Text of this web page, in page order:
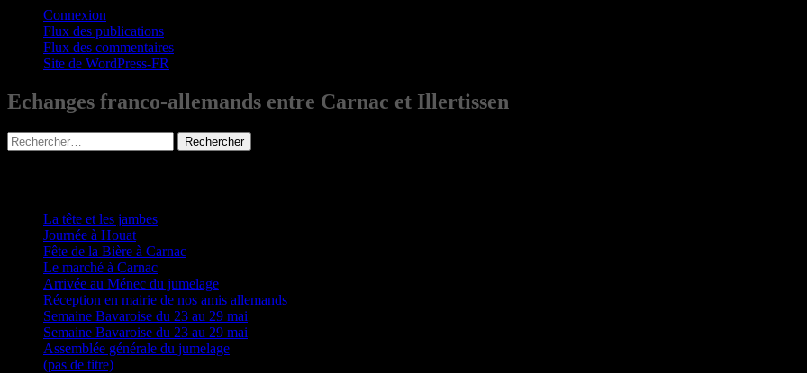
Connexion
Flux des publications
Flux des commentaires
Site de WordPress-FR
Echanges franco-allemands entre Carnac et Illertissen
Rechercher :
La tête et les jambes
Journée à Houat
Fête de la Bière à Carnac
Le marché à Carnac
Arrivée au Ménec du jumelage
Réception en mairie de nos amis allemands
Semaine Bavaroise du 23 au 29 mai
Semaine Bavaroise du 23 au 29 mai
Assemblée générale du jumelage
(pas de titre)